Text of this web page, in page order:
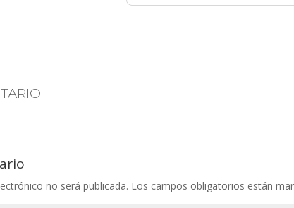
no será publicada. Los campos obligatorios están